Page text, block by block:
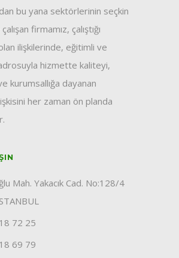
bu yana sektörlerinin seçkin
firmamız, çalıştığı
ilişkilerinde, eğitimli ve
hizmette kaliteyi,
kurumsallığa dayanan
her zaman ön planda
Mah. Yakacık Cad. No:128/4
72 25
69 79